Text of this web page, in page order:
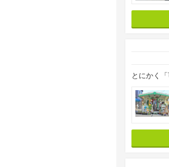
とにかく